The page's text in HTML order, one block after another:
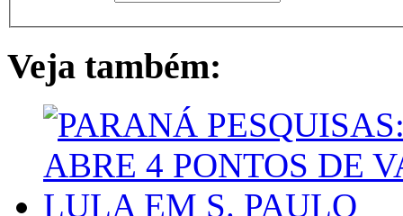
Veja também: